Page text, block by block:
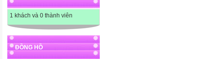
1 khách và 0 thành viên
ĐỒNG HỒ